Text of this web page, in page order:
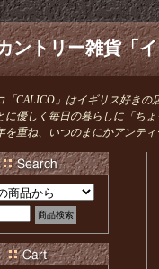
ントリー雑貨「
「CALICO」はイギリス好きの
に優しく毎日の暮らしに「ち
を重ね、いつのまにかアンテ